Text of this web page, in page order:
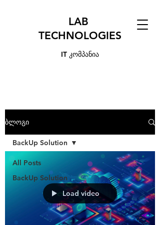
LAB
TECHNOLOGIES
IT კომპანია
ბლოგი
All Posts
BackUp Solution
BackUp Solution
Load video